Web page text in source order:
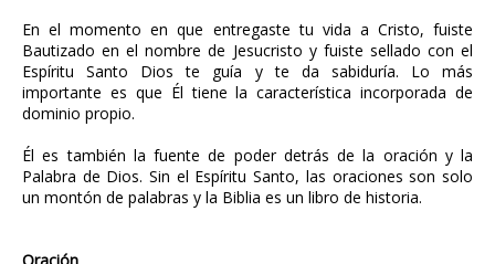
En el momento en que entregaste tu vida a Cristo, fuiste
Bautizado en el nombre de Jesucristo y fuiste sellado con el
Espíritu Santo Dios te guía y te da sabiduría. Lo más
importante es que Él tiene la característica incorporada de
dominio propio.
Él es también la fuente de poder detrás de la oración y la
Palabra de Dios. Sin el Espíritu Santo, las oraciones son solo
un montón de palabras y la Biblia es un libro de historia.